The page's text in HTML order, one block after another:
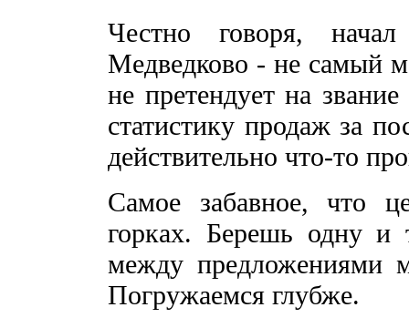
Честно говоря,
Медведково - не самый
не претендует на
статистику продаж за
действительно что-то
Самое забавное, что
горках. Берешь одну
между предложениями
Погружаемся глубже.